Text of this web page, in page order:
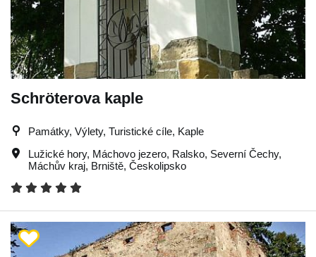
Schröterova kaple
Památky, Výlety, Turistické cíle, Kaple
Lužické hory, Máchovo jezero, Ralsko, Severní Čechy,
Máchův kraj, Brniště, Českolipsko